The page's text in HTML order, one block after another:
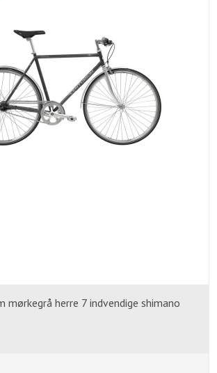
mørkegrå herre 7 indvendige shimano